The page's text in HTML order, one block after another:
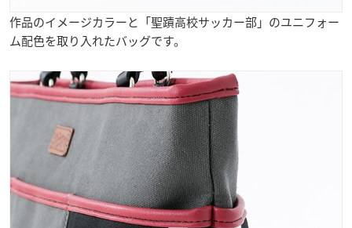
作品のイメージカラーと「聖蹟高校サッカー部」のユニフォー
ム配色を取り入れたバッグです。